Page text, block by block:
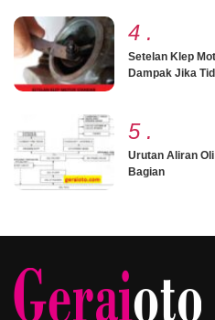
4 .
Setelan Klep
Dampak Jika
5 .
Urutan Aliran
Bagian